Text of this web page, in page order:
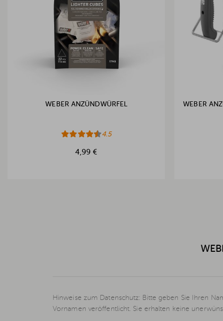
WEBER ANZÜNDWÜRFEL
4.5
4,99 €
WEBER
Hinweise zum Datenschutz: Bitte geben Sie Ihren
Vornamen veröffentlicht. Sie erhalten keine